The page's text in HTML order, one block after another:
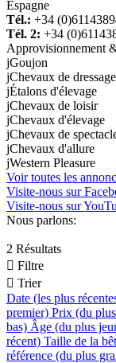
Espagne
Tél.: +34
Tél. 2: +34
Approvisionnement
jGoujon
jChevaux de dressage
jÉtalons d'élevage
jChevaux de loisir
jChevaux d'élevage
jChevaux de
jChevaux d'allure
jWestern Pleasure
Voir toutes les
Visite-nous sur
Visite-nous sur
Nous parlons:
2 Résultats
 Filtre
 Trier
Date (les plus
premier) Prix (du
bas) Âge (du plus
récent) Taille de la
référence (du plus